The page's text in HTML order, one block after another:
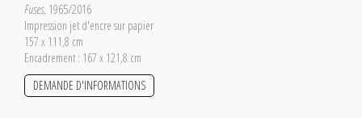
Fuses, 1965/2016
Impression jet d'encre sur papier
157 x 111,8 cm
Encadrement : 167 x 121,8 cm
DEMANDE D'INFORMATIONS